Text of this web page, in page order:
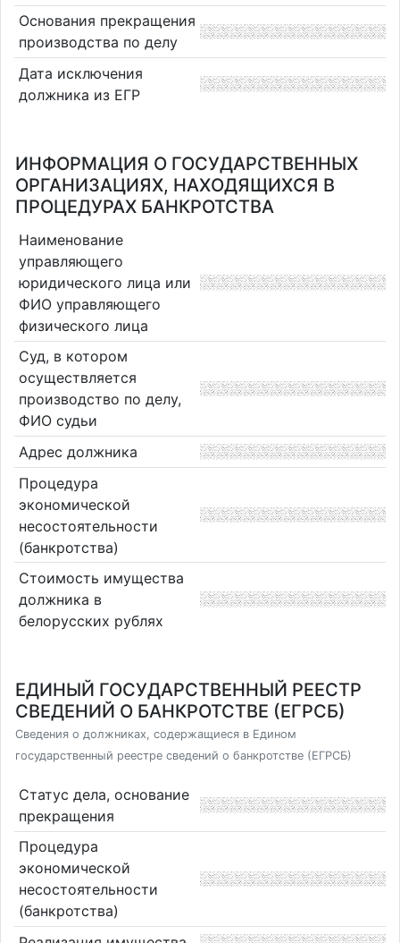
Основания прекращения
производства по делу
Дата исключения
должника из ЕГР
ИНФОРМАЦИЯ О ГОСУДАРСТВЕННЫХ
ОРГАНИЗАЦИЯХ, НАХОДЯЩИХСЯ В
ПРОЦЕДУРАХ БАНКРОТСТВА
Наименование
управляющего
юридического лица или
ФИО управляющего
физического лица
Суд, в котором
осуществляется
производство по делу,
ФИО судьи
Адрес должника
Процедура
экономической
несостоятельности
(банкротства)
Стоимость имущества
должника в
белорусских рублях
ЕДИНЫЙ ГОСУДАРСТВЕННЫЙ РЕЕСТР
СВЕДЕНИЙ О БАНКРОТСТВЕ (ЕГРСБ)
Сведения о должниках, содержащиеся в Едином
государственный реестре сведений о банкротстве (ЕГРСБ)
Статус дела, основание
прекращения
Процедура
экономической
несостоятельности
(банкротства)